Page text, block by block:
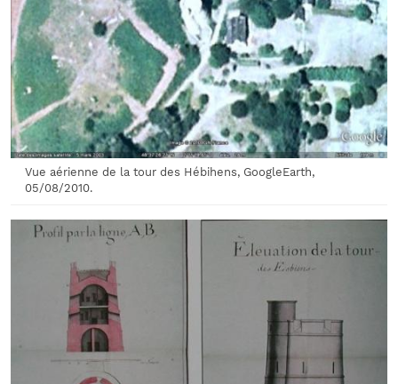
Vue aérienne de la tour des Hébihens, GoogleEarth,
05/08/2010.